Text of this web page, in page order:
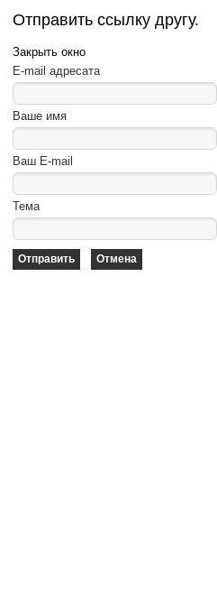
Отправить ссылку другу.
Закрыть окно
E-mail адресата
Ваше имя
Ваш E-mail
Тема
Отправить Отмена